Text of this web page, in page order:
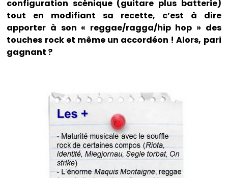
configuration scénique (guitare plus batterie)
tout en modifiant sa recette, c’est à dire
apporter à son « reggae/ragga/hip hop » des
touches rock et même un accordéon ! Alors, pari
gagnant ?